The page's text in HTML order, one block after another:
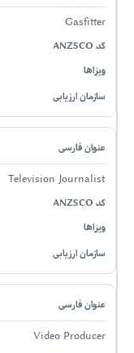
Gasfitter
Television Journalist
Video Producer